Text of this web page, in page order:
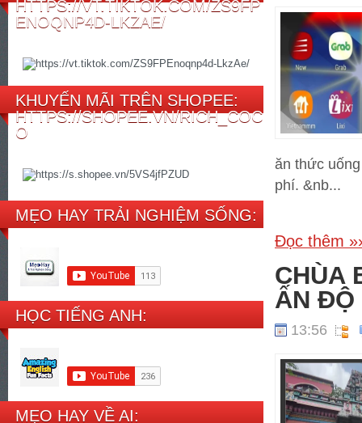
HTTPS://VT.TIKTOK.COM/ZS9FP
ENOQNP4D-LKZAE/
KHUYẾN MÃI TRÊN SHOPEE:
HTTPS://SHOPEE.VN/RICH_COC
O
MẸO HAY TRẢI NGHIỆM SỐNG:
HỌC TIẾNG ANH:
MẸO HAY VỀ AI:
ăn thức
phí. &nb...
Đọc thêm
CHÙA
ẤN ĐỘ
13:56